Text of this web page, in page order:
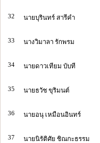
32 นายบุรินทร์ สารีคำ
33 นางวิมาลา รักพรม
34 นายดาวเทียม บับที
35 นายธวัช ขุริมนต์
36 นายอนุ เหมือนอินทร์
37 นายนิรัติศัย ชิณกะธรรม